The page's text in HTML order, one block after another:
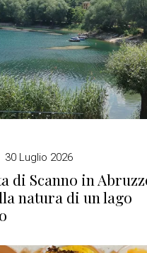
30 Luglio 2026
di Scanno in
natura di un lago